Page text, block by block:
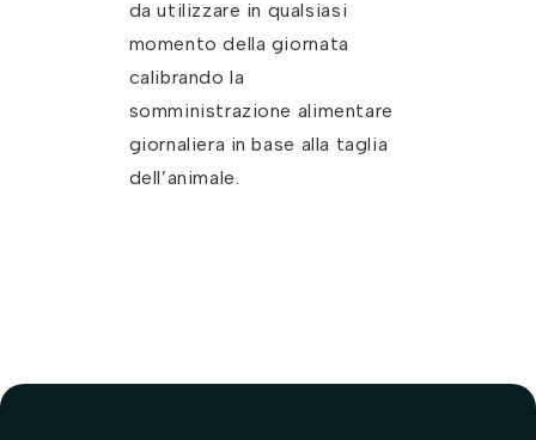
da utilizzare in qualsiasi
momento della giornata
calibrando la
somministrazione alimentare
giornaliera in base alla taglia
dell’animale.